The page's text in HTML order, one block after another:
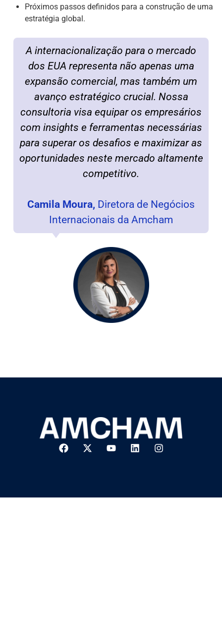
Próximos passos definidos para a construção de uma
estratégia global.
A internacionalização para o mercado
dos EUA representa não apenas uma
expansão comercial, mas também um
avanço estratégico crucial. Nossa
consultoria visa equipar os empresários
com insights e ferramentas necessárias
para superar os desafios e maximizar as
oportunidades neste mercado altamente
competitivo.
Camila Moura, Diretora de Negócios
Internacionais da Amcham